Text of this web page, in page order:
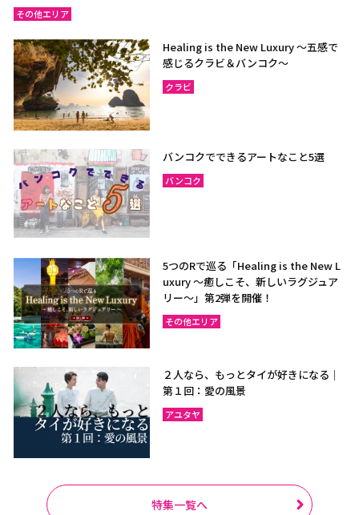
その他エリア
Healing is the New Luxury ～五感で
感じるクラビ＆バンコク～
クラビ
バンコクでできるアートなこと5選
バンコク
5つのRで巡る「Healing is the New L
uxury ～癒しこそ、新しいラグジュア
リー〜」第2弾を開催！
その他エリア
２人なら、もっとタイが好きになる｜
第１回：愛の風景
アユタヤ
特集一覧へ